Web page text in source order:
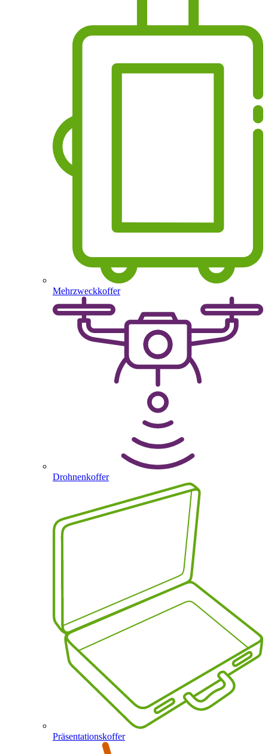
Mehrzweckkoffer
Drohnenkoffer
Präsentationskoffer